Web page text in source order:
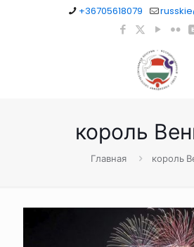
+36705618079
король
Главная король